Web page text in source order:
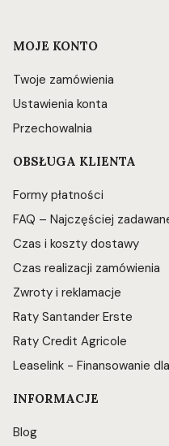
Linki w stopce
MOJE KONTO
Twoje zamówienia
Ustawienia konta
Przechowalnia
OBSŁUGA KLIENTA
Formy płatności
FAQ – Najczęściej
Czas i koszty dostawy
Czas realizacji zamówienia
Zwroty i reklamacje
Raty Santander Erste
Raty Credit Agricole
Leaselink - Finansowanie
INFORMACJE
Blog